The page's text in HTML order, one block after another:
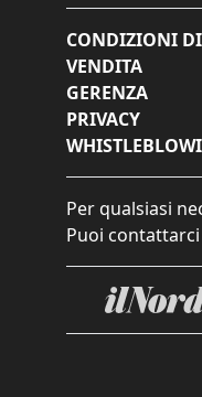
CONDIZIONI DI
VENDITA
GERENZA
PRIVACY
Per qualsiasi
Puoi